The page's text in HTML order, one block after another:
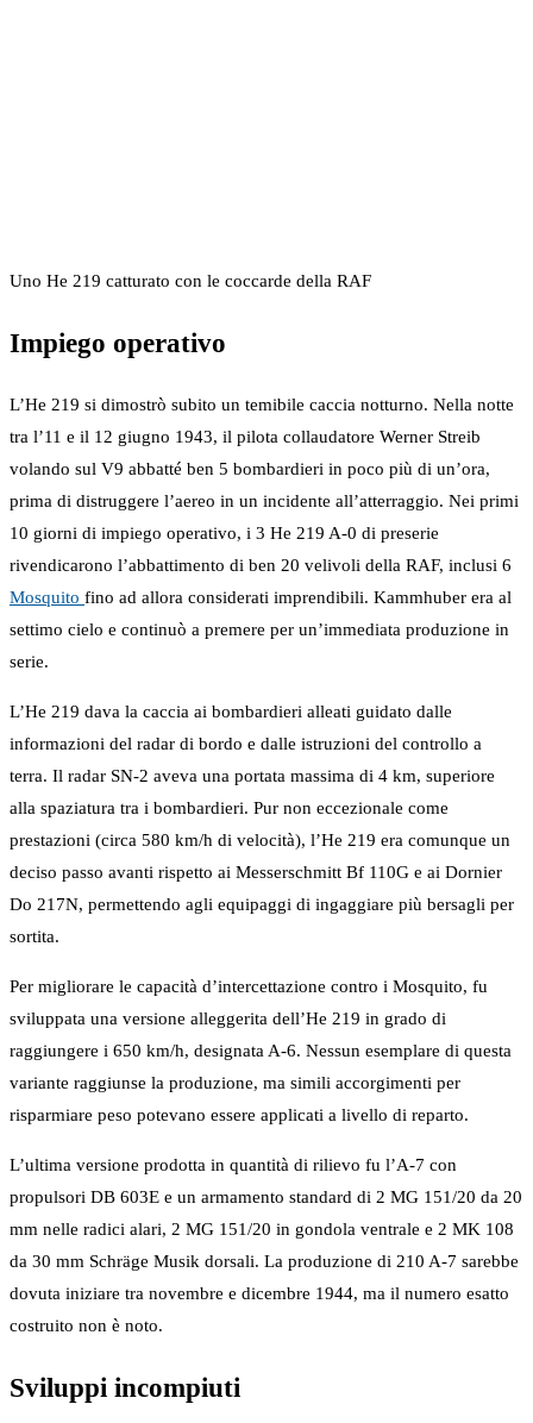
Uno He 219 catturato con le coccarde della RAF
Impiego operativo
L’He 219 si dimostrò subito un temibile caccia notturno. Nella notte
tra l’11 e il 12 giugno 1943, il pilota collaudatore Werner Streib
volando sul V9 abbatté ben 5 bombardieri in poco più di un’ora,
prima di distruggere l’aereo in un incidente all’atterraggio. Nei primi
10 giorni di impiego operativo, i 3 He 219 A-0 di preserie
rivendicarono l’abbattimento di ben 20 velivoli della RAF, inclusi 6
Mosquito fino ad allora considerati imprendibili. Kammhuber era al
settimo cielo e continuò a premere per un’immediata produzione in
serie.
L’He 219 dava la caccia ai bombardieri alleati guidato dalle
informazioni del radar di bordo e dalle istruzioni del controllo a
terra. Il radar SN-2 aveva una portata massima di 4 km, superiore
alla spaziatura tra i bombardieri. Pur non eccezionale come
prestazioni (circa 580 km/h di velocità), l’He 219 era comunque un
deciso passo avanti rispetto ai Messerschmitt Bf 110G e ai Dornier
Do 217N, permettendo agli equipaggi di ingaggiare più bersagli per
sortita.
Per migliorare le capacità d’intercettazione contro i Mosquito, fu
sviluppata una versione alleggerita dell’He 219 in grado di
raggiungere i 650 km/h, designata A-6. Nessun esemplare di questa
variante raggiunse la produzione, ma simili accorgimenti per
risparmiare peso potevano essere applicati a livello di reparto.
L’ultima versione prodotta in quantità di rilievo fu l’A-7 con
propulsori DB 603E e un armamento standard di 2 MG 151/20 da 20
mm nelle radici alari, 2 MG 151/20 in gondola ventrale e 2 MK 108
da 30 mm Schräge Musik dorsali. La produzione di 210 A-7 sarebbe
dovuta iniziare tra novembre e dicembre 1944, ma il numero esatto
costruito non è noto.
Sviluppi incompiuti